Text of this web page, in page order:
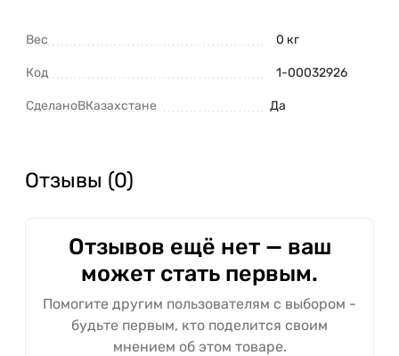
Вес 0 кг
Код 1-00032926
СделаноВКазахстане Да
Отзывы (0)
Отзывов ещё нет — ваш
может стать первым.
Помогите другим пользователям с выбором -
будьте первым, кто поделится своим
мнением об этом товаре.